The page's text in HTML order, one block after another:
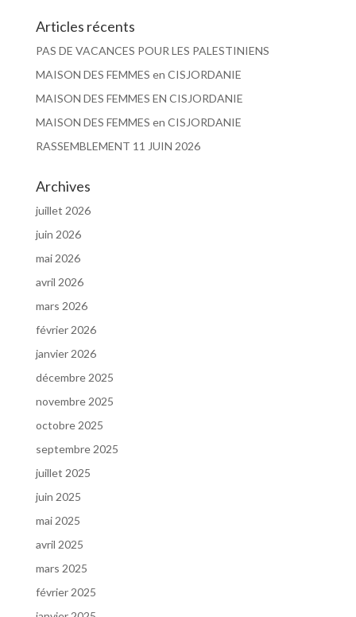
Articles récents
PAS DE VACANCES POUR LES PALESTINIENS
MAISON DES FEMMES en CISJORDANIE
MAISON DES FEMMES EN CISJORDANIE
MAISON DES FEMMES en CISJORDANIE
RASSEMBLEMENT 11 JUIN 2026
Archives
juillet 2026
juin 2026
mai 2026
avril 2026
mars 2026
février 2026
janvier 2026
décembre 2025
novembre 2025
octobre 2025
septembre 2025
juillet 2025
juin 2025
mai 2025
avril 2025
mars 2025
février 2025